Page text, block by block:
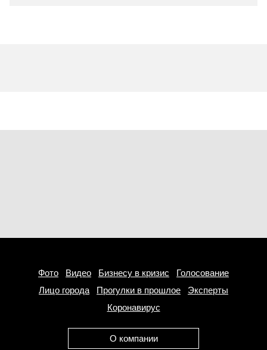
Фото Видео Бизнесу в кризис
Голосование
Лицо города
Прогулки в прошлое
Эксперты
Коронавирус
О компании